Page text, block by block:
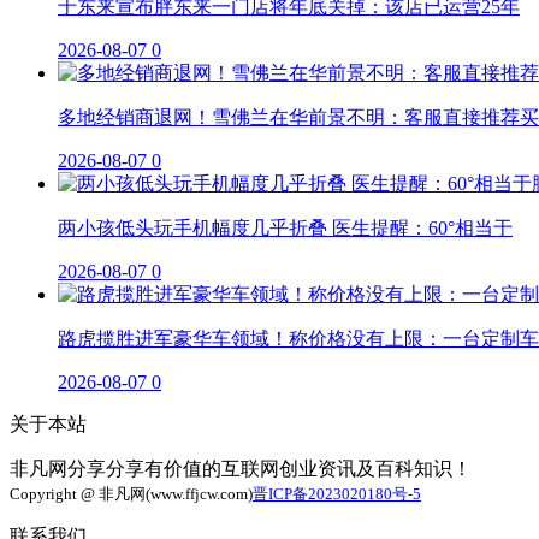
于东来宣布胖东来一门店将年底关掉：该店已运营25年
2026-08-07 0
多地经销商退网！雪佛兰在华前景不明：客服直接推荐
2026-08-07 0
两小孩低头玩手机幅度几乎折叠 医生提醒：60°相当于
2026-08-07 0
路虎揽胜进军豪华车领域！称价格没有上限：一台定制
2026-08-07 0
关于本站
非凡网分享分享有价值的互联网创业资讯及百科知识！
Copyright @ 非凡网(www.ffjcw.com)晋ICP备2023020180号-5